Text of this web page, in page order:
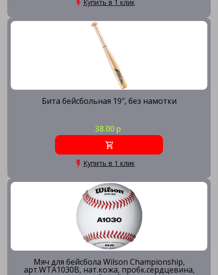
Купить в 1 клик
Бита бейсбольная 19″, без намотки
38.00 р
Купить в 1 клик
Мяч для бейсбола Wilson Championship,
арт.WTA1030B, нат.кожа, пробк.сердцевина,